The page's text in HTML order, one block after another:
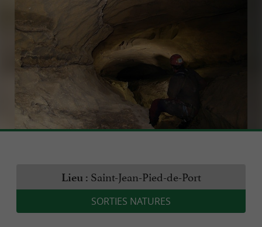
Lieu : Saint-Jean-Pied-de-Port
SORTIES NATURES